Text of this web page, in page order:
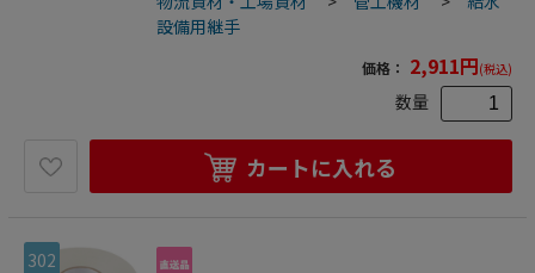
設備用継手
価格： 2,911円(税込)
数量
カートに入れる
302